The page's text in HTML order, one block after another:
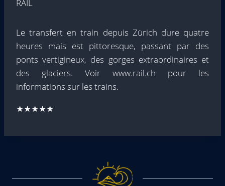
RAIL
Le transfert en train depuis Zürich dure quatre
heures mais est pittoresque, passant par des
ponts vertigineux, des gorges extraordinaires et
des glaciers. Voir www.rail.ch pour les
informations sur les trains.
★★★★★